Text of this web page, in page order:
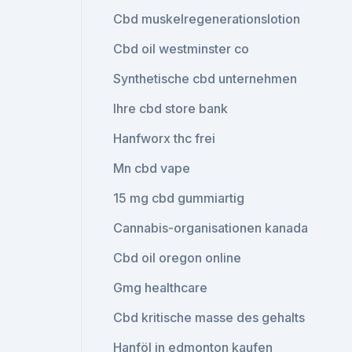
Cbd muskelregenerationslotion
Cbd oil westminster co
Synthetische cbd unternehmen
Ihre cbd store bank
Hanfworx thc frei
Mn cbd vape
15 mg cbd gummiartig
Cannabis-organisationen kanada
Cbd oil oregon online
Gmg healthcare
Cbd kritische masse des gehalts
Hanföl in edmonton kaufen